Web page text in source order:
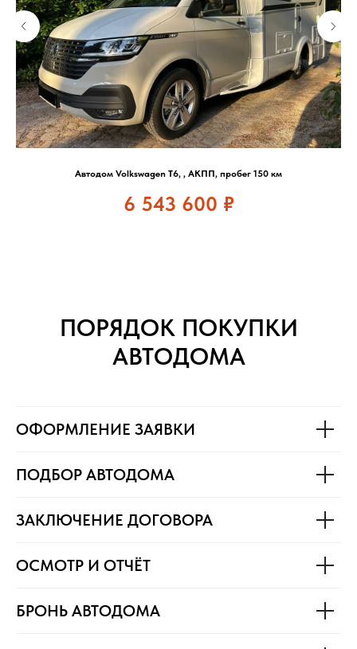
Автодом Volkswagen T6, , АКПП, пробег 150 км
6 543 600 ₽
ПОРЯДОК ПОКУПКИ
АВТОДОМА
ОФОРМЛЕНИЕ ЗАЯВКИ
ПОДБОР АВТОДОМА
ЗАКЛЮЧЕНИЕ ДОГОВОРА
ОСМОТР И ОТЧЁТ
БРОНЬ АВТОДОМА